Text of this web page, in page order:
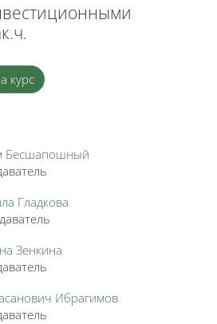
курс
Бесшапошный
Гладкова
Зенкина
Ибрагимов